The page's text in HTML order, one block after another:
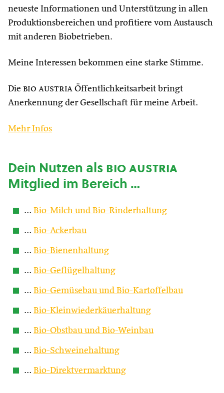
neueste Informationen und Unterstützung in allen
Produktionsbereichen und profitiere vom Austausch
mit anderen Biobetrieben.
Meine Interessen bekommen eine starke Stimme.
Die bio austria Öffentlichkeitsarbeit bringt
Anerkennung der Gesellschaft für meine Arbeit.
Mehr Infos
Dein Nutzen alsbio austria
Mitglied im Bereich …
… Bio-Milch und Bio-Rinderhaltung
… Bio-Ackerbau
… Bio-Bienenhaltung
… Bio-Geflügelhaltung
… Bio-Gemüsebau und Bio-Kartoffelbau
… Bio-Kleinwiederkäuerhaltung
… Bio-Obstbau und Bio-Weinbau
… Bio-Schweinehaltung
… Bio-Direktvermarktung